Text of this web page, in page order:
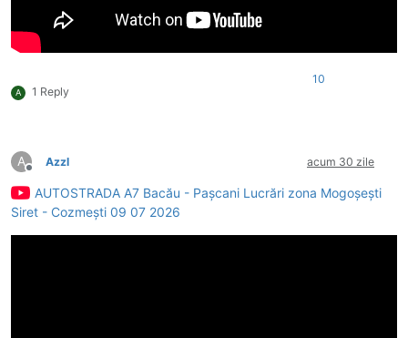
A 1 Reply
10
A
Deconectat
Azzl acum 30 zile
AUTOSTRADA A7 Bacău - Pașcani Lucrări zona Mogoșești
Siret - Cozmești 09 07 2026